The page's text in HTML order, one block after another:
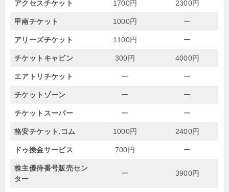
アクセスチケット 1700円 2300円
甲南チケット 1000円 ー
アリーズチケット 1100円 ー
チケットキャビン 300円 4000円
エアトリチケット ー ー
チケットゾーン ー ー
チケットスーパー ー ー
格安チケット.コム 1000円 2400円
ドゥ換金サービス 700円 ー
株主優待番号販売セン
ター
ー 3900円